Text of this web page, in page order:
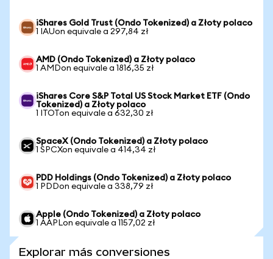
iShares Gold Trust (Ondo Tokenized) a Złoty polaco
1 IAUon equivale a 297,84 zł
AMD (Ondo Tokenized) a Złoty polaco
1 AMDon equivale a 1816,35 zł
iShares Core S&P Total US Stock Market ETF (Ondo
Tokenized) a Złoty polaco
1 ITOTon equivale a 632,30 zł
SpaceX (Ondo Tokenized) a Złoty polaco
1 SPCXon equivale a 414,34 zł
PDD Holdings (Ondo Tokenized) a Złoty polaco
1 PDDon equivale a 338,79 zł
Apple (Ondo Tokenized) a Złoty polaco
1 AAPLon equivale a 1157,02 zł
Explorar más conversiones